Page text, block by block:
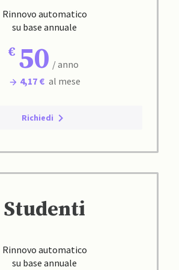
Rinnovo automatico
su base annuale
50 / anno
4,17 € al mese
Richiedi
Studenti
Rinnovo automatico
su base annuale